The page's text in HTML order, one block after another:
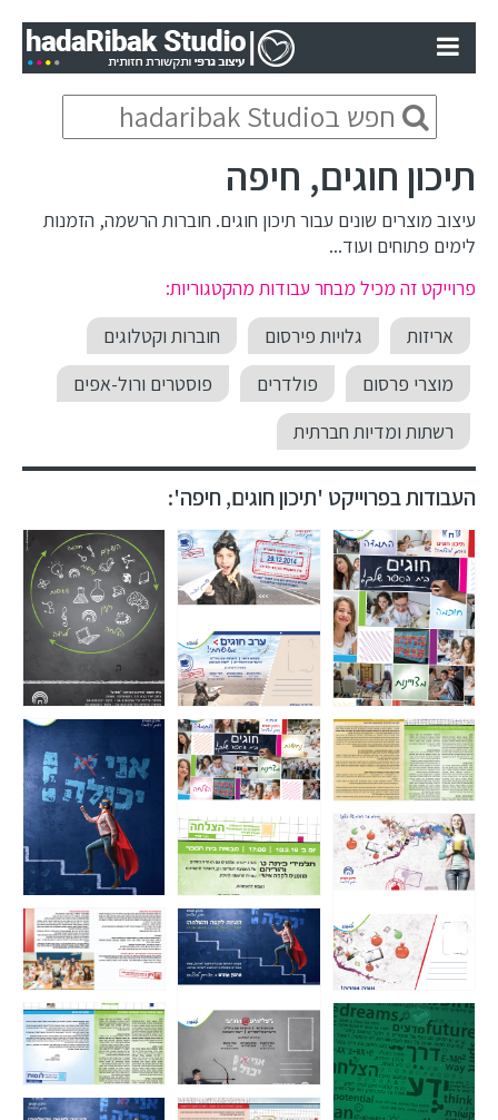
תיכון חוגים, חיפה
עיצוב מוצרים שונים עבור תיכון חוגים. חוברות הרשמה, הזמנות
לימים פתוחים ועוד...
פרוייקט זה מכיל מבחר עבודות מהקטגוריות:
אריזות
גלויות פירסום
חוברות וקטלוגים
מוצרי פרסום
פולדרים
פוסטרים ורול-אפים
רשתות ומדיות חברתית
העבודות בפרוייקט 'תיכון חוגים, חיפה':